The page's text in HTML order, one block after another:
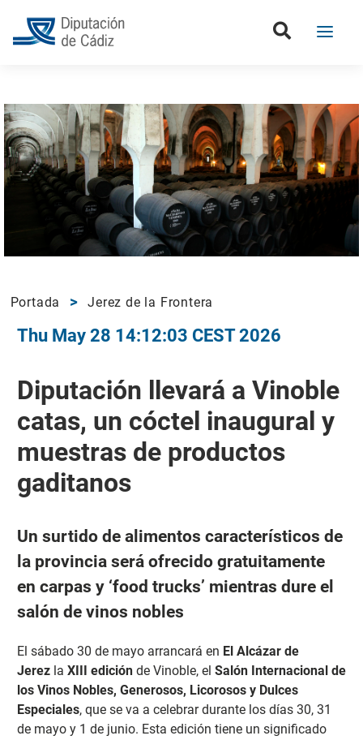
Portada Jerez de la Frontera
Thu May 28 14:12:03 CEST 2026
Diputación llevará a Vinoble
catas, un cóctel inaugural y
muestras de productos
gaditanos
Un surtido de alimentos característicos de
la provincia será ofrecido gratuitamente
en carpas y ‘food trucks’ mientras dure el
salón de vinos nobles
El sábado 30 de mayo arrancará en El Alcázar de
Jerezla XIII ediciónde Vinoble, el Salón Internacional de
los Vinos Nobles, Generosos, Licorosos y Dulces
Especiales, que se va a celebrar durante los días 30, 31
de mayo y 1 de junio. Esta edición tiene un significado